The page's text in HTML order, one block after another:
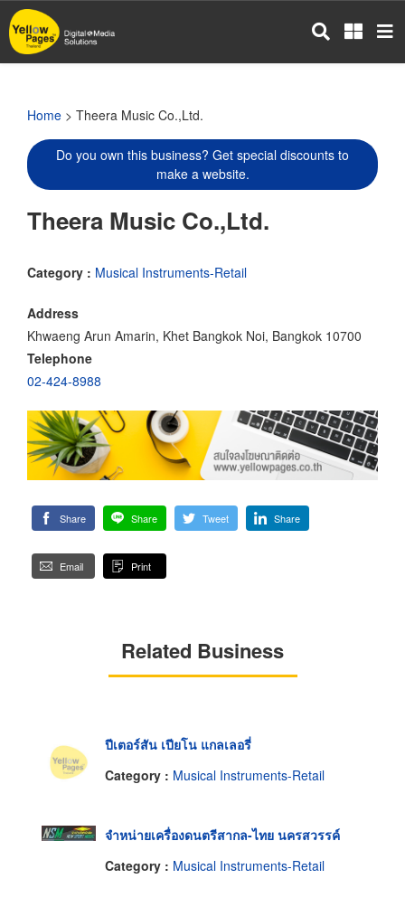
Skip
to
main
Home > Theera Music Co.,Ltd.
Do you own this business? Get special discounts to
make a website.
Theera Music Co.,Ltd.
Category : Musical Instruments-Retail
Address
Khwaeng Arun Amarin, Khet Bangkok Noi, Bangkok 10700
Telephone
02-424-8988
Share Share Tweet Share
Email Print
Related Business
ปีเตอร์สัน เปียโน แกลเลอรี่
Category : Musical Instruments-Retail
จำหน่ายเครื่องดนตรีสากล-ไทย นครสวรรค์
Category : Musical Instruments-Retail